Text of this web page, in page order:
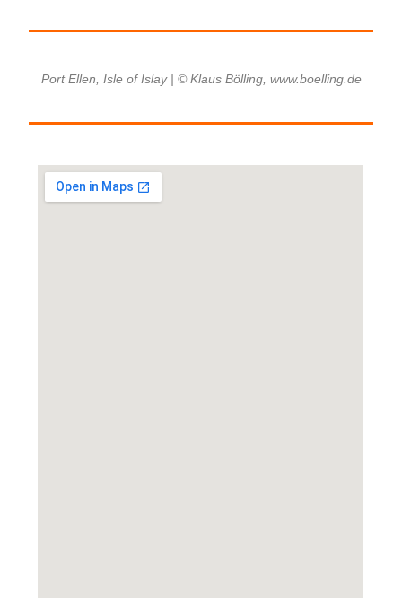
Port Ellen, Isle of Islay | © Klaus Bölling, www.boelling.de